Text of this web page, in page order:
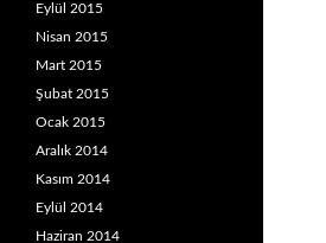
Eylül 2015
Nisan 2015
Mart 2015
Şubat 2015
Ocak 2015
Aralık 2014
Kasım 2014
Eylül 2014
Haziran 2014